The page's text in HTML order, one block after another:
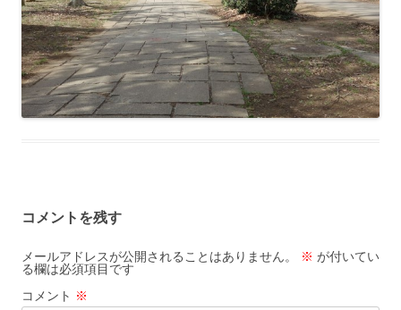
コメントを残す
メールアドレスが公開されることはありません。 ※ が付いてい
る欄は必須項目です
コメント ※